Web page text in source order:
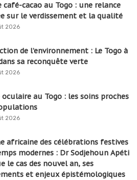
café-cacao au Togo : une relance
sur le verdissement et la qualité
2026
de l’environnement : Le Togo à
sa reconquête verte
2026
oculaire au Togo : les soins proches
2026
africaine des célébrations festives
modernes : Dr Sodjehoun Apéti
le cas des nouvel an, ses
et enjeux épistémologiques